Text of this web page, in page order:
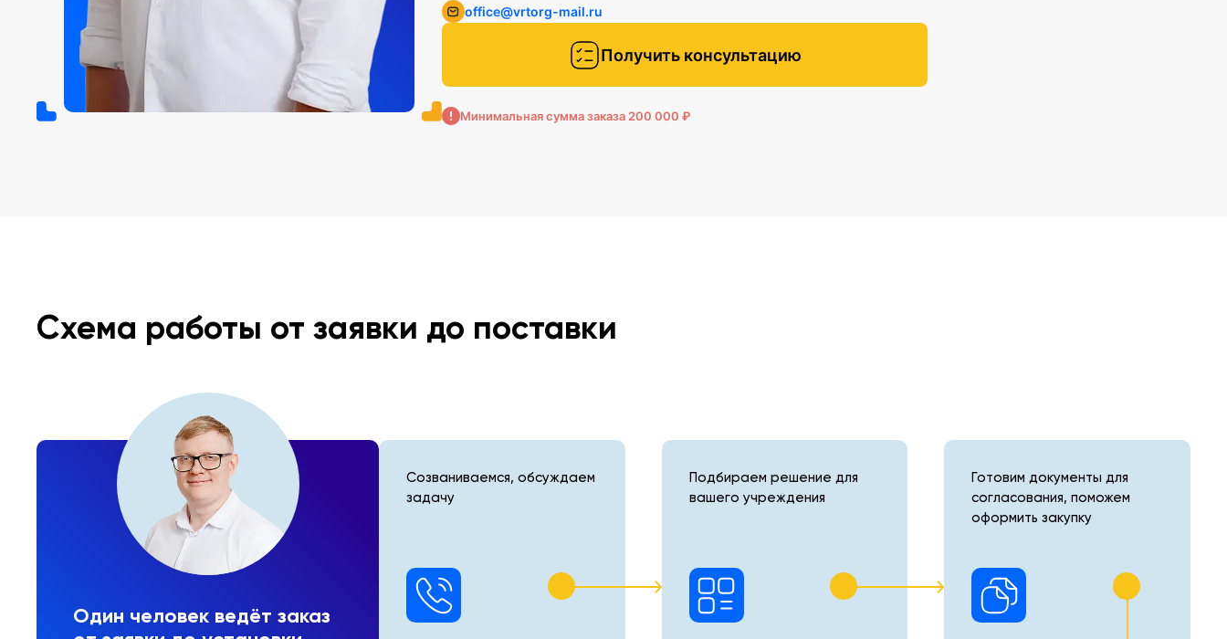
Получить консультацию
office@vrtorg-mail.ru
Минимальная сумма заказа 200 000 ₽
Схема работы от заявки до поставки
Один человек ведёт заказ
Созваниваемся, обсуждаем
задачу
Подбираем решение для
вашего учреждения
Готовим документы для
согласования, поможем
оформить закупку